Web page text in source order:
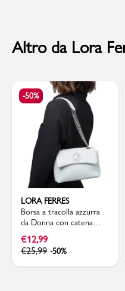
Altro da Lora
-50%
LORA FERRES
Borsa a tracolla azzurra
da Donna con catena
Lora Ferres
€12,99
€25,99 -50%